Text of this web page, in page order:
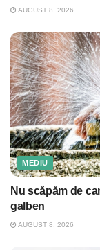
AUGUST 8, 2026
MEDIU
Nu scăpăm de
galben
AUGUST 8, 2026